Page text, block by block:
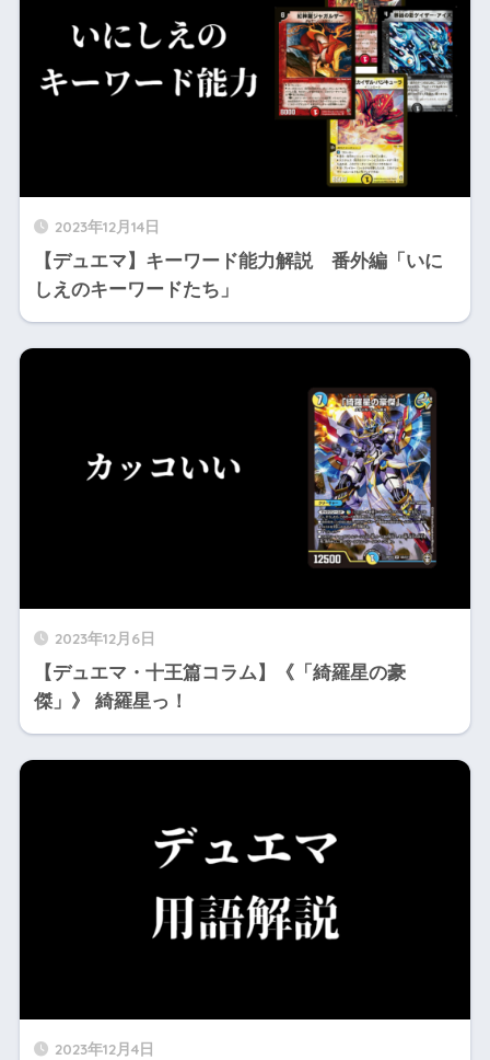
2023年12月14日
【デュエマ】キーワード能力解説 番外編「いに
しえのキーワードたち」
2023年12月6日
【デュエマ・十王篇コラム】《「綺羅星の豪
傑」》 綺羅星っ！
2023年12月4日